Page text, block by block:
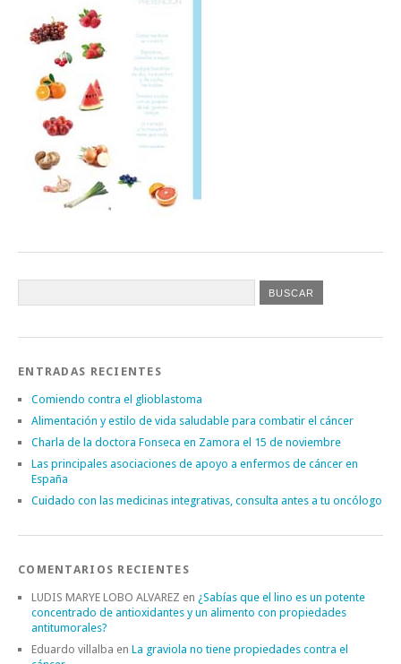
ENTRADAS RECIENTES
Comiendo contra el glioblastoma
Alimentación y estilo de vida saludable para combatir el cáncer
Charla de la doctora Fonseca en Zamora el 15 de noviembre
Las principales asociaciones de apoyo a enfermos de cáncer en
España
Cuidado con las medicinas integrativas, consulta antes a tu oncólogo
COMENTARIOS RECIENTES
LUDIS MARYE LOBO ALVAREZ en ¿Sabías que el lino es un potente
concentrado de antioxidantes y un alimento con propiedades
antitumorales?
Eduardo villalba en La graviola no tiene propiedades contra el